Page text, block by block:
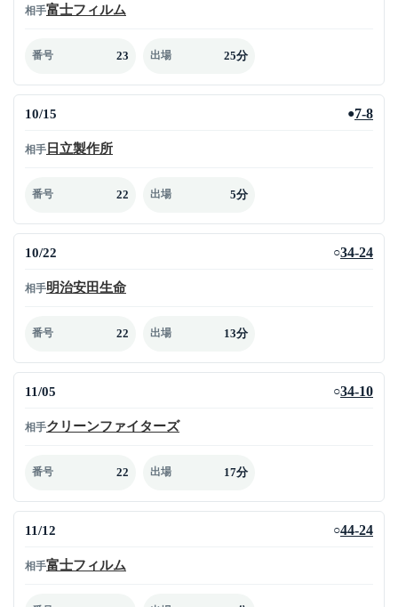
相手富士フィルム
番号 23 出場 25分
10/15 ●7-8
相手 日立製作所
番号 22 出場 5分
10/22 ○34-24
相手明治安田生命
番号 22 出場 13分
11/05 ○34-10
相手クリーンファイターズ
番号 22 出場 17分
11/12 ○44-24
相手富士フィルム